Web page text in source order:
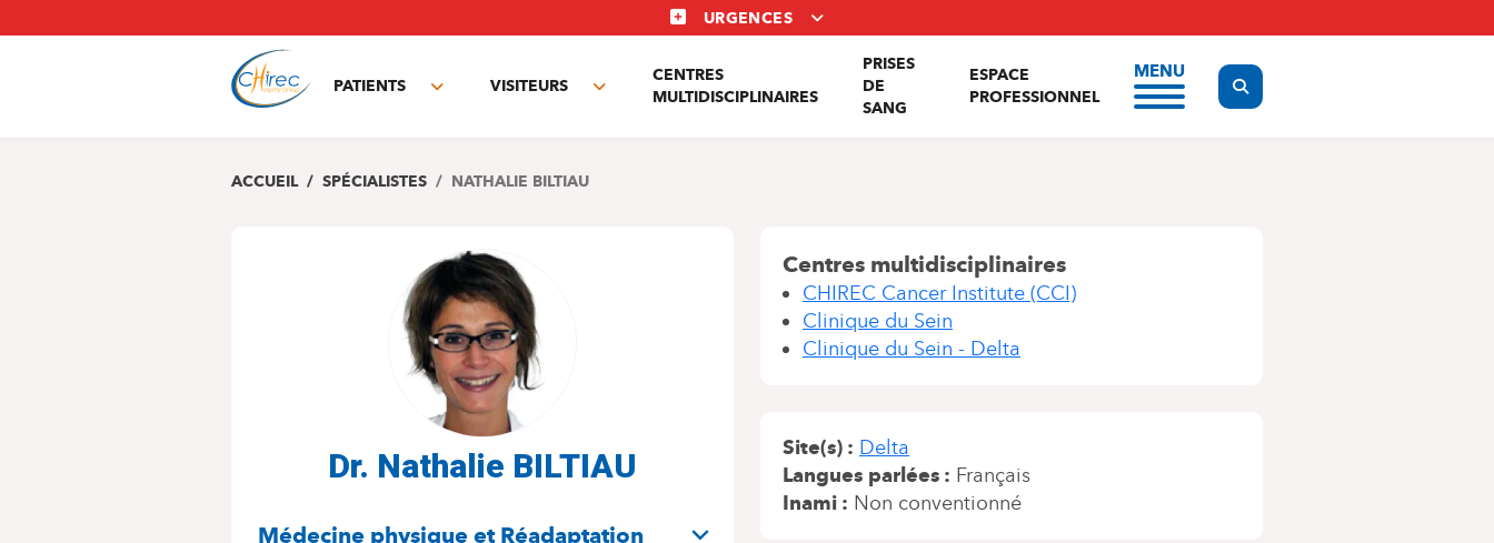
au
URGENCES
PATIENTS
Toggle
VISITEURS
Toggle
CENTRES
MULTIDISCIPLINAIRES
PRISES
DE
SANG
ESPACE
PROFESSIONNEL
MENU
Display the search form
ACCUEIL SPÉCIALISTES NATHALIE BILTIAU
Dr. Nathalie BILTIAU
SPÉCIALITÉS
Médecine physique et Réadaptation
Centres multidisciplinaires
CHIREC Cancer Institute (CCI)
Clinique du Sein
Clinique du Sein - Delta
Site(s)
Delta
Langues parlées
Français
Inami
Non conventionné